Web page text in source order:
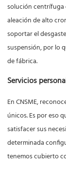
solución centrífuga
aleación de alto
soportar el
suspensión, por lo
de fábrica.
Servicios
En CNSME,
únicos. Es por eso
satisfacer sus
determinada
tenemos cubierto